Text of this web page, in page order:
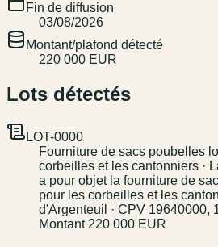
Fin de diffusion
03/08/2026
Montant/plafond détecté
220 000 EUR
Lots détectés
LOT-0000
Fourniture de sacs poubelles
corbeilles et les cantonniers ·
a pour objet la fourniture de
pour les corbeilles et les
d'Argenteuil · CPV 19640000,
Montant 220 000 EUR